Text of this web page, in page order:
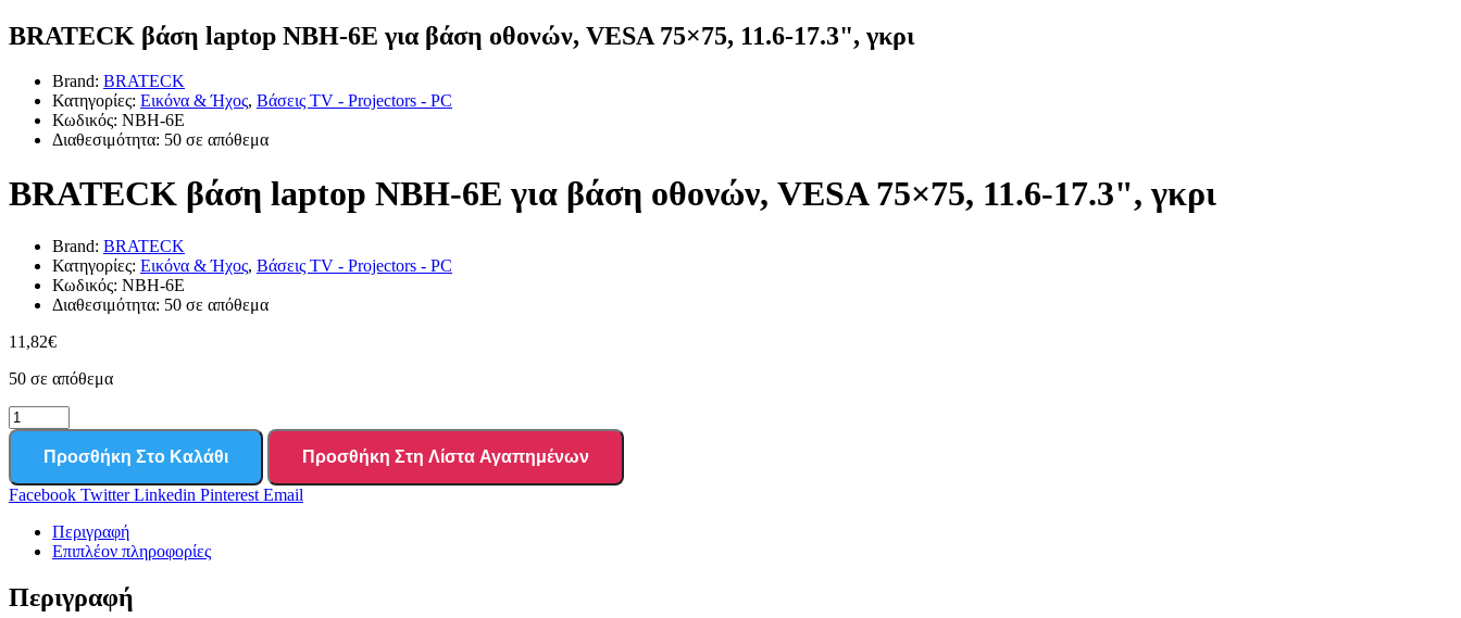
BRATECK βάση laptop NBH-6E για βάση οθονών, VESA 75×75, 11.6-17.3", γκρι
Brand: BRATECK
Κατηγορίες: Εικόνα & Ήχος, Βάσεις TV - Projectors - PC
Κωδικός: NBH-6E
Διαθεσιμότητα: 50 σε απόθεμα
BRATECK βάση laptop NBH-6E για βάση οθονών, VESA 75×75, 11.6-17.3", γκρι
Brand: BRATECK
Κατηγορίες: Εικόνα & Ήχος, Βάσεις TV - Projectors - PC
Κωδικός: NBH-6E
Διαθεσιμότητα: 50 σε απόθεμα
11,82€
50 σε απόθεμα
Προσθήκη Στο Καλάθι Προσθήκη Στη Λίστα Αγαπημένων
Facebook Twitter Linkedin Pinterest Email
Περιγραφή
Επιπλέον πληροφορίες
Περιγραφή